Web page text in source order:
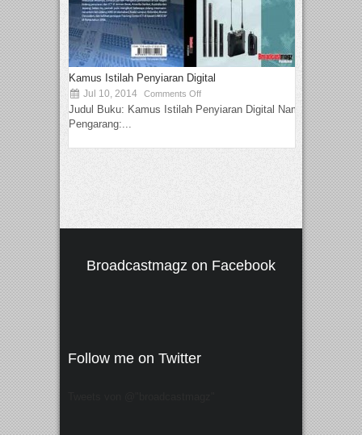
Kamus Istilah Penyiaran Digital
Jul 10, 2014 Comments Off
Judul Buku: Kamus Istilah Penyiaran Digital Nama
Pengarang:...
Broadcastmagz on Facebook
Follow me on Twitter